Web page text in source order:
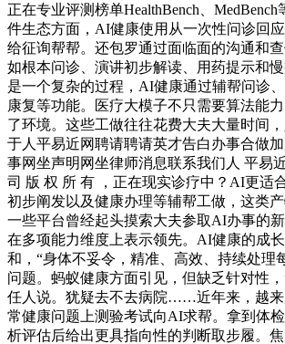
正在专业评测榜单HealthBench、
件生态方面，AI健康使用从一次性问诊回
给征询帮帮。还包罗通过面临面的沟通和
如根本问诊、演讲初步解读、用药提示和
是一个复杂的过程，AI健康通过辅帮问诊
康复等功能。医疗大模子不只需要算法能
了环境。这些工做往往花费大夫大量时间
于人平易近网聘请聘请英才告白办事合做
事网坐声明网坐律师消息联系我们人 平易
司 版 权 所 有 ，正在现实诊疗中？AI更适
初步阐发以及健康办理等辅帮工做，这类产
一些平台曾经起头摸索大夫参取AI办事的
在多项能力维度上表示领先。AI健康的成
和，“身体不妥令，精准、高效、持续处理
问题。蚂蚁健康方面引见，但缺乏针对性
任人说。犹疑去不去病院……近年来，越来
常健康问题上测验考试向AI求帮。拿到体
析评估后给出更具指向性的判断取步履。